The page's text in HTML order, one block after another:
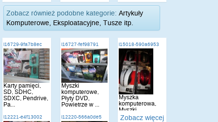
Zobacz również podobne kategorie: Artykuły
Komputerowe, Eksploatacyjne, Tusze itp.
i16729-9fa7b8ec
Karty pamięci,
SD, SDHC,
SDXC, Pendrive,
Pa...
i16727-fef98791
Myszki
komputerowe,
Płyty DVD,
Powietrze w ...
i15018-590a6953
Myszka
komputerowa,
Myszki
komputerowe
i12221-e4f13002 i12220-566a0de5
Zobacz więcej